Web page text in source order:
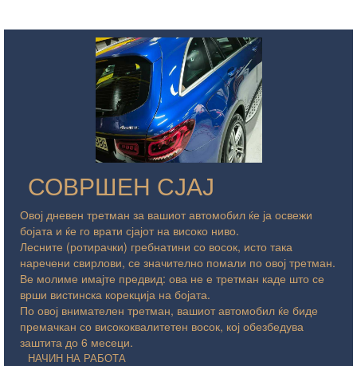
СОВРШЕН СЈАЈ
Овој дневен третман за вашиот автомобил ќе ја освежи
бојата и ќе го врати сјајот на високо ниво.
Лесните (ротирачки) гребнатини со восок, исто така
наречени свирлови, се значително помали по овој третман.
Ве молиме имајте предвид: ова не е третман каде што се
врши вистинска корекција на бојата.
По овој внимателен третман, вашиот автомобил ќе биде
премачкан со висококвалитетен восок, кој обезбедува
заштита до 6 месеци.
НАЧИН НА РАБОТА